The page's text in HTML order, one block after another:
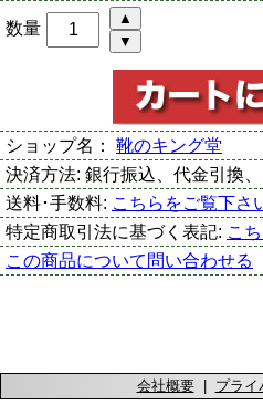
数量
ショップ名： 靴のキング堂
決済方法: 銀行振込、代金引換
送料･手数料: こちらをご覧下さ
特定商取引法に基づく表記: こ
この商品について問い合わせる
会社概要| プライ